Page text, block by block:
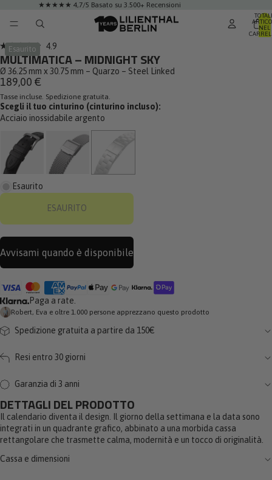
★★★★★ 4,7/5 Basato su 3.500+ Recensioni
NEL
Esaurito
Valutato
4.9
su
5
stelle
4.9Clicca
per
scorrere
recensioni
MULTIMATICA – MIDNIGHT SKY
Ø 36.25 mm x 30.75 mm – Quarzo – Steel Linked
189,00 €
Tasse incluse. Spedizione gratuita.
Scegli il tuo cinturino (cinturino incluso):
Acciaio inossidabile argento
Esaurito
ESAURITO
Avvisami quando è disponibile
Paga a rate.
Robert, Eva e oltre 1.000 persone apprezzano questo prodotto
Spedizione gratuita a partire da 150€
Resi entro 30 giorni
Garanzia di 3 anni
DETTAGLI DEL PRODOTTO
Il calendario diventa il design. Il giorno della settimana e la data sono
integrati in un quadrante grafico, abbinato a una morbida cassa
rettangolare che trasmette calma, modernità e un tocco di originalità.
Cassa e dimensioni